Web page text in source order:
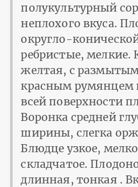
полукультурный
неплохого вкуса.
округло-
ребристые, мелкие.
желтая, с
красным румянцем
всей поверхности
Воронка средней
ширины, слегка
Блюдце узкое,
складчатое.
длинная, тонкая .